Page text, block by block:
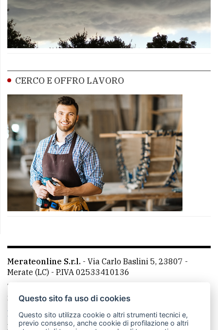
CERCO E OFFRO LAVORO
Merateonline S.r.l. - Via Carlo Baslini 5, 23807 -
Merate (LC) - P.IVA 02533410136
Telefono:
mail: redazione@merateonline.it
La redazione
CasateOnline LeccoOnline
RSS
Made by VIP
Questo sito fa uso di cookies
Questo sito utilizza cookie o altri strumenti tecnici e,
previo consenso, anche cookie di profilazione o altri